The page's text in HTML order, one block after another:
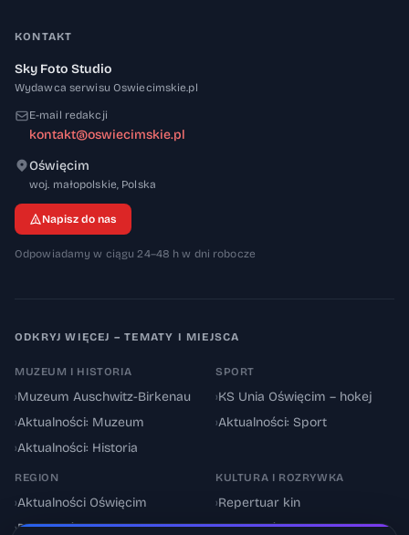
KONTAKT
Sky Foto Studio
Wydawca serwisu Oswiecimskie.pl
E-mail redakcji
kontakt@oswiecimskie.pl
Oświęcim
woj. małopolskie, 32-600
Polska
Napisz do nas
Odpowiadamy w ciągu 24–48 h w dni robocze
ODKRYJ WIĘCEJ – TEMATY I MIEJSCA
MUZEUM I HISTORIA
›Muzeum Auschwitz-Birkenau
›Aktualności: Muzeum
›Aktualności: Historia
SPORT
›KS Unia Oświęcim – hokej
›Aktualności: Sport
REGION
›Aktualności Oświęcim
›Powiat oświęcimski
KULTURA I ROZRYWKA
›Repertuar kin
›Aktualności: Kultura